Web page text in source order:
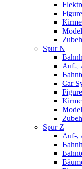
Spur N
Auf-,
Car
Spur Z
Auf-,